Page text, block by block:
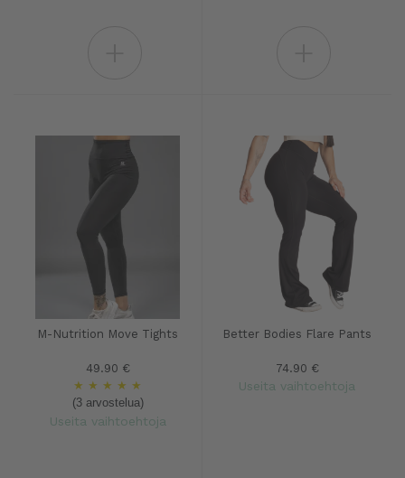
M-Nutrition Move Tights
49.90 €
★ ★ ★ ★ ★
(3 arvostelua)
Useita vaihtoehtoja
Better Bodies Flare Pants
74.90 €
Useita vaihtoehtoja